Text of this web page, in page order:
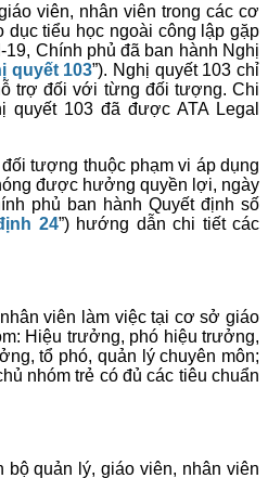
viên, nhân viên trong các cơ
dục tiểu học ngoài công lập gặp
Chính phủ đã ban hành Nghị
quyết 103”). Nghị quyết 103 chỉ
trợ đối với từng đối tượng. Chi
quyết 103 đã được ATA Legal
tượng thuộc phạm vi áp dụng
được hưởng quyền lợi, ngày
phủ ban hành Quyết định số
24”) hướng dẫn chi tiết các
viên làm việc tại cơ sở giáo
Hiệu trưởng, phó hiệu trưởng,
tổ phó, quản lý chuyên môn;
nhóm trẻ có đủ các tiêu chuẩn
quản lý, giáo viên, nhân viên